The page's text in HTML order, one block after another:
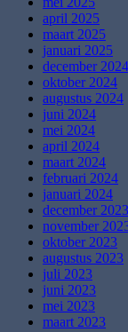
april 2025
maart 2025
januari 2025
december 2024
oktober 2024
augustus 2024
juni 2024
mei 2024
april 2024
maart 2024
februari 2024
januari 2024
december 2023
november
oktober 2023
augustus 2023
juli 2023
juni 2023
mei 2023
maart 2023